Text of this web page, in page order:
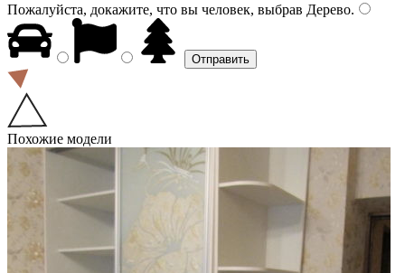
Пожалуйста, докажите, что вы человек, выбрав Дерево.
Похожие модели